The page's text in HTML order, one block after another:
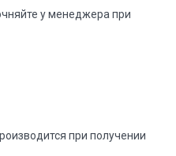
у менеджера при
при получении